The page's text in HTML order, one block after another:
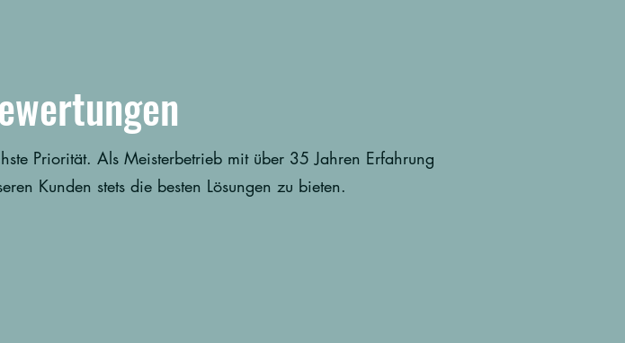
Priorität. Als Meisterbetrieb mit über 35 Jahren Erfahrung
Kunden stets die besten Lösungen zu bieten.